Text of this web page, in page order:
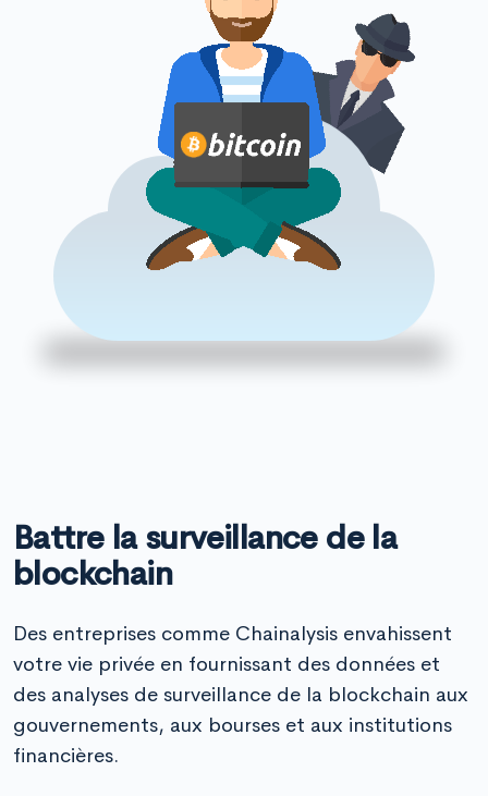
Battre la surveillance de la
blockchain
Des entreprises comme Chainalysis envahissent
votre vie privée en fournissant des données et
des analyses de surveillance de la blockchain aux
gouvernements, aux bourses et aux institutions
financières.